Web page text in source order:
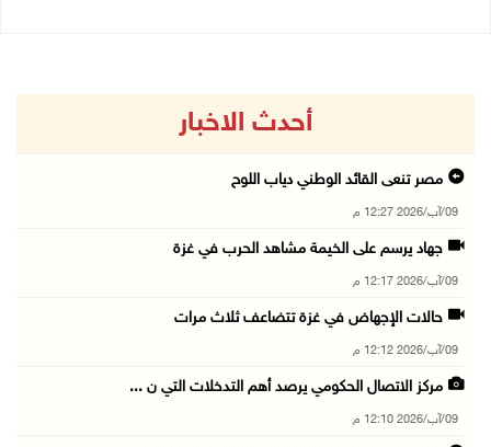
أحدث الاخبار
مصر تنعى القائد الوطني دياب اللوح
09/آب/2026 12:27 م
جهاد يرسم على الخيمة مشاهد الحرب في غزة
09/آب/2026 12:17 م
حالات الإجهاض في غزة تتضاعف ثلاث مرات
09/آب/2026 12:12 م
مركز الاتصال الحكومي يرصد أهم التدخلات التي ن ...
09/آب/2026 12:10 م